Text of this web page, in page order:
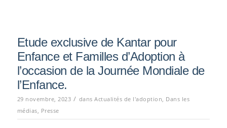
Etude exclusive de Kantar pour
Enfance et Familles d’Adoption à
l’occasion de la Journée Mondiale de
l’Enfance.
29 novembre, 2023 / dansActualités de l'adoption Dans les
médias Presse